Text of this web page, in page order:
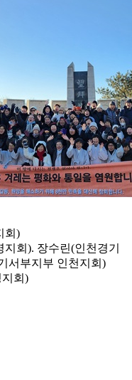
회)
회). 장수린(인천경기
서부지부 인천지회)
회)